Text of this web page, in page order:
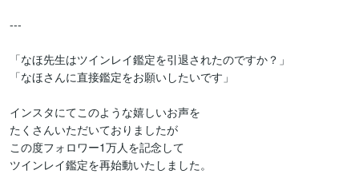
---
「なほ先生はツインレイ鑑定を引退されたのですか？」
「なほさんに直接鑑定をお願いしたいです」
インスタにてこのような嬉しいお声を
たくさんいただいておりましたが
この度フォロワー1万人を記念して
ツインレイ鑑定を再始動いたしました。